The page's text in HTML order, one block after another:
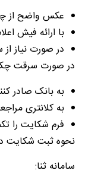
عکس واضح از
با ارائه فیش
در صورت نیاز
در صورت سرقت چک
به بانک صادر
به کلانتری
فرم شکایت را
نحوه ثبت شکایت
سامانه ثنا: